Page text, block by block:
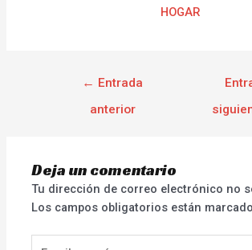
HOGAR
← Entrada
anterior
Deja un comentario
Tu dirección de correo electrónico no
Los campos obligatorios están